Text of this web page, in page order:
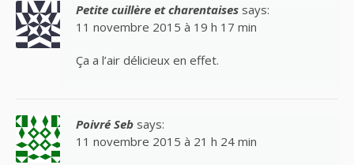
Petite cuillère et charentaises says:
11 novembre 2015 à 19 h 17 min
Ça a l’air délicieux en effet.
Poivré Seb says:
11 novembre 2015 à 21 h 24 min